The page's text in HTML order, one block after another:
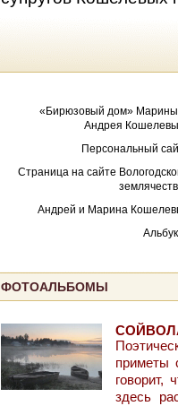
«Бирюзовый дом»
Андрея
Персональный
Страница на сайте
Андрей и Марина
ФОТОАЛЬБОМЫ
приметы
здесь